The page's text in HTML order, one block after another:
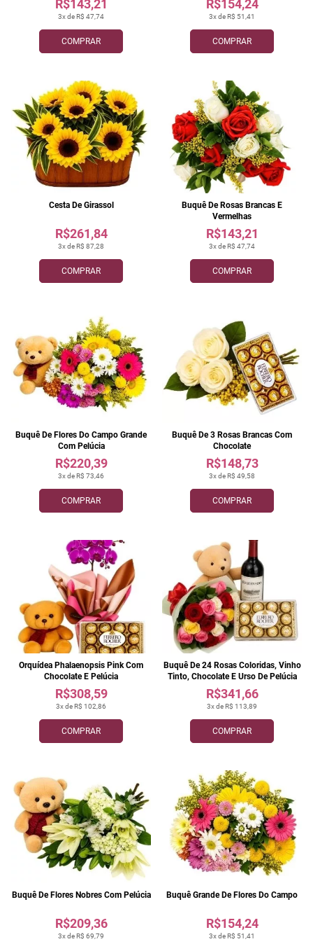
COMPRAR
3x de R$ 47,74
R$143,21
COMPRAR
3x de R$ 51,41
R$154,24
COMPRAR
3x de R$ 87,28
R$261,84
Cesta De Girassol
COMPRAR
3x de R$ 47,74
R$143,21
Buquê De Rosas Brancas E
Vermelhas
COMPRAR
3x de R$ 73,46
R$220,39
Buquê De Flores Do Campo Grande
Com Pelúcia
COMPRAR
3x de R$ 49,58
R$148,73
Buquê De 3 Rosas Brancas Com
Chocolate
COMPRAR
3x de R$ 102,86
R$308,59
Orquídea Phalaenopsis Pink Com
Chocolate E Pelúcia
COMPRAR
3x de R$ 113,89
R$341,66
Buquê De 24 Rosas Coloridas, Vinho
Tinto, Chocolate E Urso De Pelúcia
3x de R$ 69,79
R$209,36
Buquê De Flores Nobres Com Pelúcia
3x de R$ 51,41
R$154,24
Buquê Grande De Flores Do Campo